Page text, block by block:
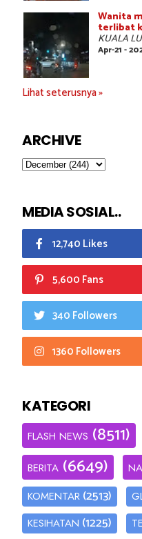
Wanita
terlibat
KUALA
Apr-21 -
Lihat seterusnya »
ARCHIVE
MEDIA SOSIAL..
12,740 Likes
5,600 Fans
340 Followers
1360 Followers
KATEGORI
FLASH NEWS (8511)
BERITA (6649)
KOMENTAR (2513)
KESIHATAN (1225)